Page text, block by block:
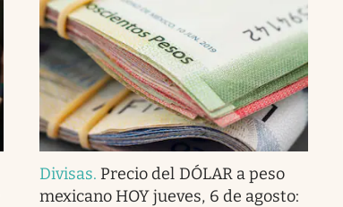
Divisas. Precio del DÓLAR a peso
mexicano HOY jueves, 6 de agosto: